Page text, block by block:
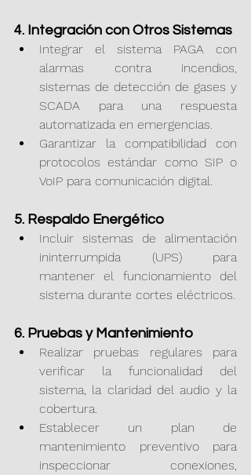
4. Integración con Otros Sistemas
Integrar el sistema PAGA con
alarmas contra incendios,
sistemas de detección de gases y
SCADA para una respuesta
automatizada en emergencias.
Garantizar la compatibilidad con
protocolos estándar como SIP o
VoIP para comunicación digital.
5. Respaldo Energético
Incluir sistemas de alimentación
ininterrumpida (UPS) para
mantener el funcionamiento del
sistema durante cortes eléctricos.
6. Pruebas y Mantenimiento
Realizar pruebas regulares para
verificar la funcionalidad del
sistema, la claridad del audio y la
cobertura.
Establecer un plan de
mantenimiento preventivo para
inspeccionar conexiones,